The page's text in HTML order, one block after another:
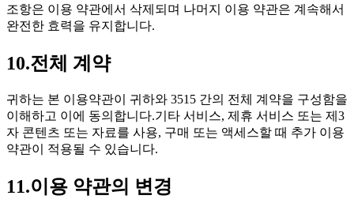
조항은 이용 약관에서 삭제되며 나머지 이용 약관은 계속해서
완전한 효력을 유지합니다.
10.전체 계약
귀하는 본 이용약관이 귀하와 3515 간의 전체 계약을 구성함을
이해하고 이에 동의합니다.기타 서비스, 제휴 서비스 또는 제3
자 콘텐츠 또는 자료를 사용, 구매 또는 액세스할 때 추가 이용
약관이 적용될 수 있습니다.
11.이용 약관의 변경